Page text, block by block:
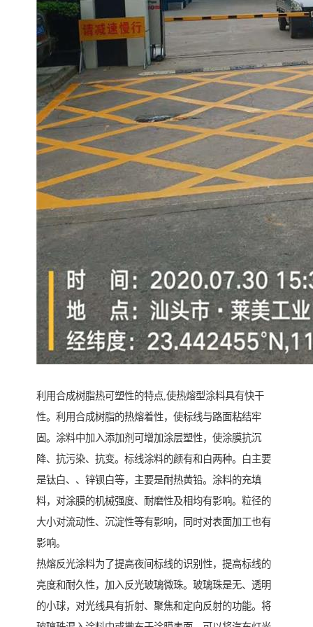
利用合成树脂热可塑性的特点,使热熔型涂料具有快干
性。利用合成树脂的热熔着性，使标线与路面粘结牢
固。涂料中加入添加剂可增加涂层塑性，使涂膜抗沉
降、抗污染、抗变。标线涂料的颜有和白两种。白主要
是钛白、、锌钡白等，主要是耐热黄铅。涂料的充填
料，对涂膜的机械强度、耐磨性及相均有影响。粒径的
大小对流动性、沉淀性等有影响，同时对表面加工也有
影响。
热熔反光涂料为了提高夜间标线的识别性，提高标线的
亮度和耐久性，加入反光玻璃微珠。玻璃珠是无、透明
的小球，对光线具有折射、聚焦和定向反射的功能。将